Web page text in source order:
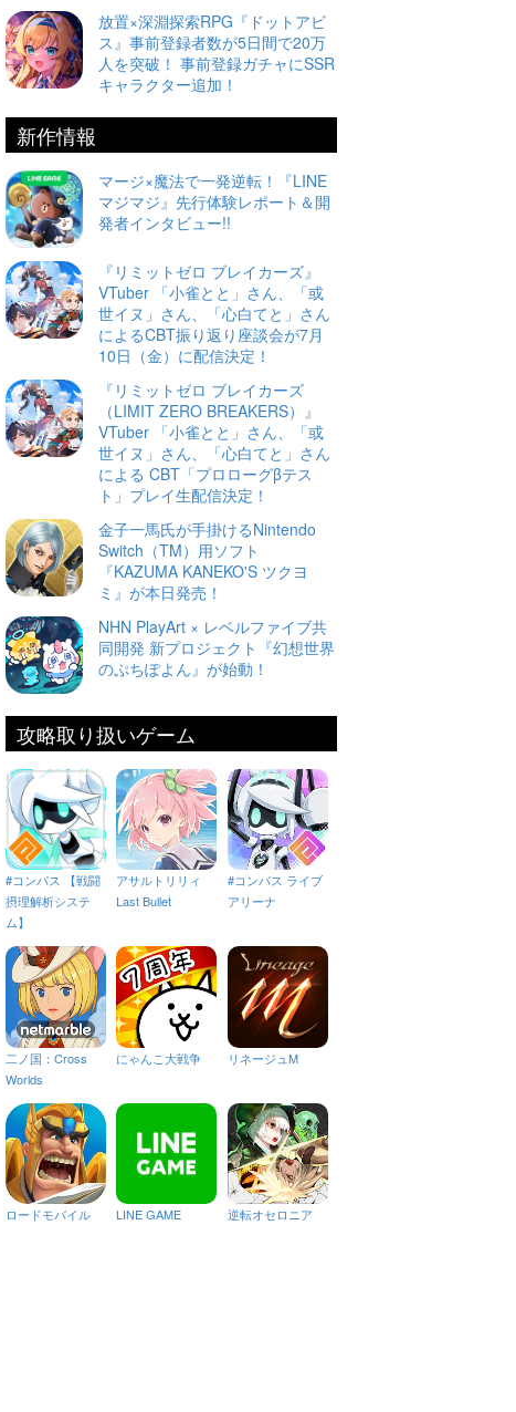
放置×深淵探索RPG『ドットアビ
ス』事前登録者数が5日間で20万
人を突破！ 事前登録ガチャにSSR
キャラクター追加！
新作情報
マージ×魔法で一発逆転！『LINE
マジマジ』先行体験レポート＆開
発者インタビュー!!
『リミットゼロ ブレイカーズ』
VTuber 「小雀とと」さん、「或
世イヌ」さん、「心白てと」さん
によるCBT振り返り座談会が7月
10日（金）に配信決定！
『リミットゼロ ブレイカーズ
（LIMIT ZERO BREAKERS）』
VTuber 「小雀とと」さん、「或
世イヌ」さん、「心白てと」さん
による CBT「プロローグβテス
ト」プレイ生配信決定！
金子一馬氏が手掛けるNintendo
Switch（TM）用ソフト
『KAZUMA KANEKO'S ツクヨ
ミ』が本日発売！
NHN PlayArt × レベルファイブ共
同開発 新プロジェクト『幻想世界
のぷちぽよん』が始動！
攻略取り扱いゲーム
#コンパス 【戦闘
摂理解析システ
ム】
アサルトリリィ
Last Bullet
#コンパス ライブ
アリーナ
二ノ国：Cross
Worlds
にゃんこ大戦争 リネージュM
ロードモバイル LINE GAME 逆転オセロニア